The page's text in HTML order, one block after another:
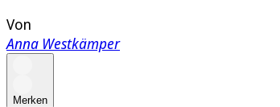
Von
Anna Westkämper
Merken